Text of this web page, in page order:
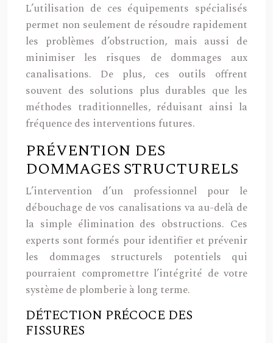
L’utilisation de ces équipements spécialisés
permet non seulement de résoudre rapidement
les problèmes d’obstruction, mais aussi de
minimiser les risques de dommages aux
canalisations. De plus, ces outils offrent
souvent des solutions plus durables que les
méthodes traditionnelles, réduisant ainsi la
fréquence des interventions futures.
PRÉVENTION DES
DOMMAGES STRUCTURELS
L’intervention d’un professionnel pour le
débouchage de vos canalisations va au-delà de
la simple élimination des obstructions. Ces
experts sont formés pour identifier et prévenir
les dommages structurels potentiels qui
pourraient compromettre l’intégrité de votre
système de plomberie à long terme.
DÉTECTION PRÉCOCE DES
FISSURES